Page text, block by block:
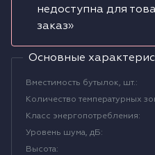
недоступна для
заказ»
Основные
Вместимость бутылок, шт.:
Количество температурных
Класс энергопотребления:
Уровень шума, дБ:
Высота: